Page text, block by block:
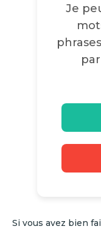
Je
Si vous avez bien